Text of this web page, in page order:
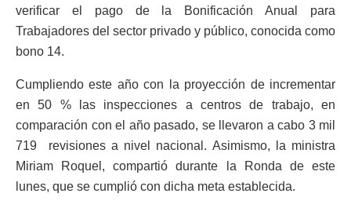
verificar el pago de la Bonificación Anual para
Trabajadores del sector privado y público, conocida como
bono 14.
Cumpliendo este año con la proyección de incrementar
en 50 % las inspecciones a centros de trabajo, en
comparación con el año pasado, se llevaron a cabo 3 mil
719 revisiones a nivel nacional. Asimismo, la ministra
Miriam Roquel, compartió durante la Ronda de este
lunes, que se cumplió con dicha meta establecida.